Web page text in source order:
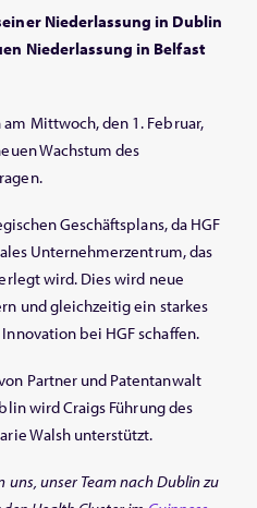
Niederlassung in Dublin
Niederlassung in Belfast
Mittwoch, den 1. Februar,
Wachstum des
Geschäftsplans, da HGF
Unternehmerzentrum, das
wird. Dies wird neue
und gleichzeitig ein starkes
bei HGF schaffen.
Partner und Patentanwalt
wird Craigs Führung des
Walsh unterstützt.
uns, unser Team nach Dublin zu